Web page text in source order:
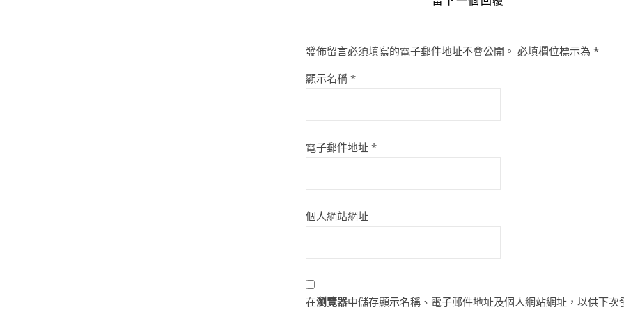
發佈留言必須填寫的電子郵件地址不會公開。 必填欄位標示為 *
顯示名稱 *
電子郵件地址 *
個人網站網址
在瀏覽器中儲存顯示名稱、電子郵件地址及個人網站網址，以供下次